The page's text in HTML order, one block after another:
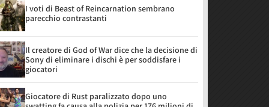
I voti di Beast of Reincarnation sembrano
parecchio contrastanti
Il creatore di God of War dice che la decisione di
Sony di eliminare i dischi è per soddisfare i
giocatori
Giocatore di Rust paralizzato dopo uno